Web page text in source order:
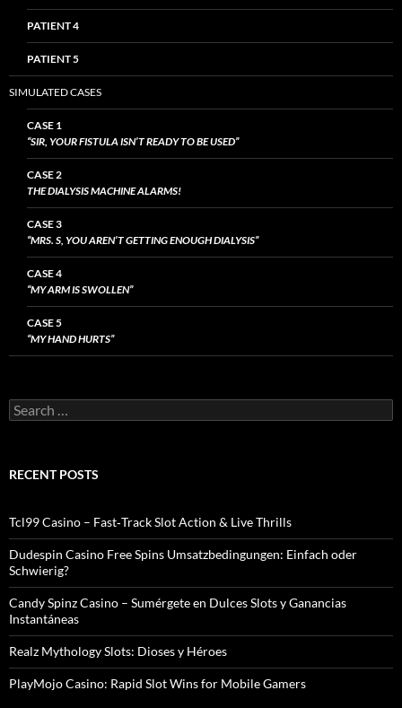
PATIENT 4
PATIENT 5
SIMULATED CASES
CASE 1
“SIR, YOUR FISTULA ISN’T READY TO BE USED”
CASE 2
THE DIALYSIS MACHINE ALARMS!
CASE 3
“MRS. S, YOU AREN’T GETTING ENOUGH DIALYSIS”
CASE 4
“MY ARM IS SWOLLEN”
CASE 5
“MY HAND HURTS”
Search
for:
RECENT POSTS
Tcl99 Casino – Fast‑Track Slot Action & Live Thrills
Dudespin Casino Free Spins Umsatzbedingungen: Einfach oder
Schwierig?
Candy Spinz Casino – Sumérgete en Dulces Slots y Ganancias
Instantáneas
Realz Mythology Slots: Dioses y Héroes
PlayMojo Casino: Rapid Slot Wins for Mobile Gamers